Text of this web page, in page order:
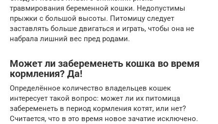
травмирования беременной кошки. Недопустимы
прыжки с большой высоты. Питомицу следует
заставлять больше двигаться и играть, чтобы она не
набрала лишний вес пред родами.
Может ли забеременеть кошка во время
кормления? Да!
Определённое количество владельцев кошек
интересует такой вопрос: может ли их питомица
забеременеть в период кормления котят, или нет?
Считается, что в это время новое зачатие исключено.